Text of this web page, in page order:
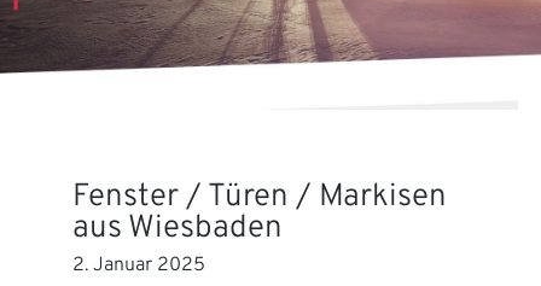
Fenster / Türen / Markisen
aus Wiesbaden
2. Januar 2025